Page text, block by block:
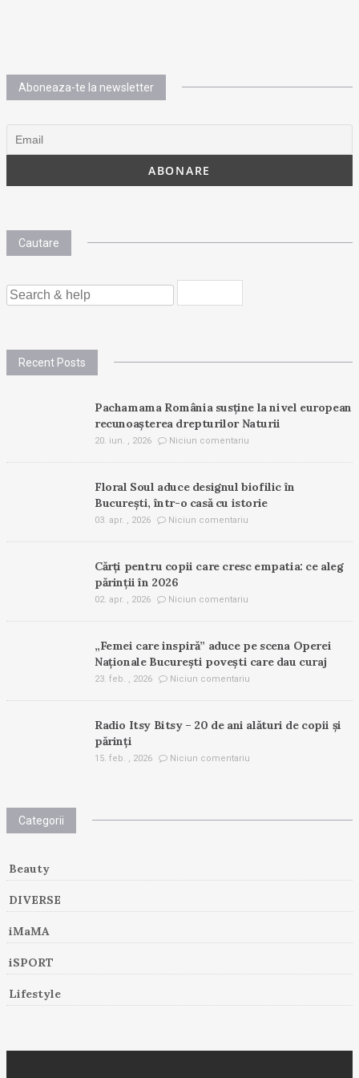
Aboneaza-te la newsletter
Cautare
SEARCH
FOR:
Recent Posts
Pachamama România susține la nivel european
recunoașterea drepturilor Naturii
20. iun. , 2026 Niciun comentariu
Floral Soul aduce designul biofilic în
București, într-o casă cu istorie
03. apr. , 2026 Niciun comentariu
Cărți pentru copii care cresc empatia: ce aleg
părinții în 2026
02. apr. , 2026 Niciun comentariu
„Femei care inspiră” aduce pe scena Operei
Naționale București povești care dau curaj
23. feb. , 2026 Niciun comentariu
Radio Itsy Bitsy – 20 de ani alături de copii și
părinți
15. feb. , 2026 Niciun comentariu
Categorii
Beauty
DIVERSE
iMaMA
iSPORT
Lifestyle